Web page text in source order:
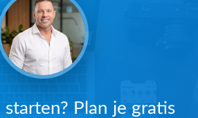
starten? Plan je gratis